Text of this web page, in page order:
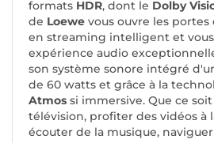
formats HDR, dont le Dolby
de Loewe vous ouvre les
en streaming intelligent et
expérience audio
son système sonore intégré
de 60 watts et grâce à la
Atmos si immersive. Que ce
télévision, profiter des vidéos à
écouter de la musique,